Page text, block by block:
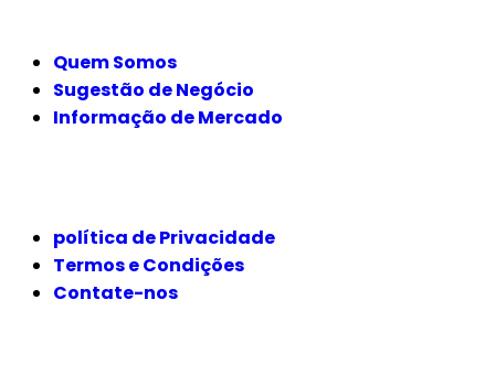
Quem Somos
Sugestão de Negócio
Informação de Mercado
política de Privacidade
Termos e Condições
Contate-nos